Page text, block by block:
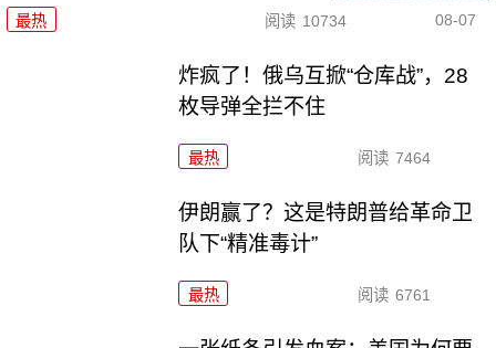
最热 阅读 10734 08-07
炸疯了！俄乌互掀“仓库战”，28
枚导弹全拦不住
最热 阅读 7464
伊朗赢了？这是特朗普给革命卫
队下“精准毒计”
最热 阅读 6761